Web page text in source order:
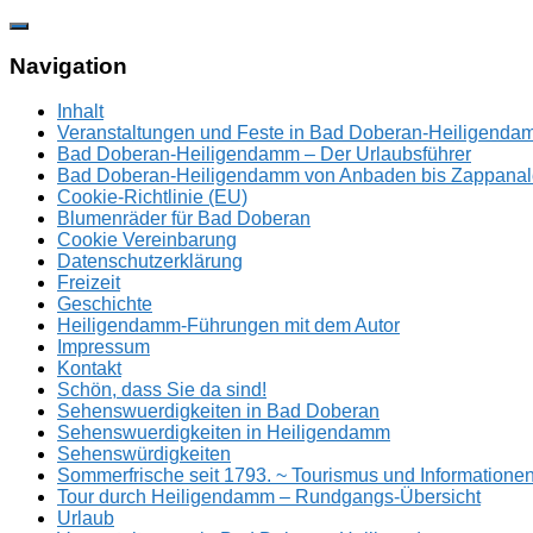
Zum
springen
Navigation
Inhalt
Veranstaltungen und Feste in Bad Doberan-
Bad Doberan-Heiligendamm – Der Urlaubsführer
Bad Doberan-Heiligendamm von Anbaden bis
Cookie-Richtlinie (EU)
Blumenräder für Bad Doberan
Cookie Vereinbarung
Datenschutzerklärung
Freizeit
Geschichte
Heiligendamm-Führungen mit dem Autor
Impressum
Kontakt
Schön, dass Sie da sind!
Sehenswuerdigkeiten in Bad Doberan
Sehenswuerdigkeiten in Heiligendamm
Sehenswürdigkeiten
Sommerfrische seit 1793. ~ Tourismus und
Tour durch Heiligendamm – Rundgangs-Übersicht
Urlaub